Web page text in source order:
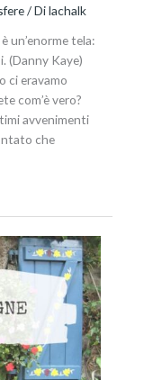
/ Dilachalk
un’enorme tela:
(Danny Kaye)
ci eravamo
com’è vero?
avvenimenti
che